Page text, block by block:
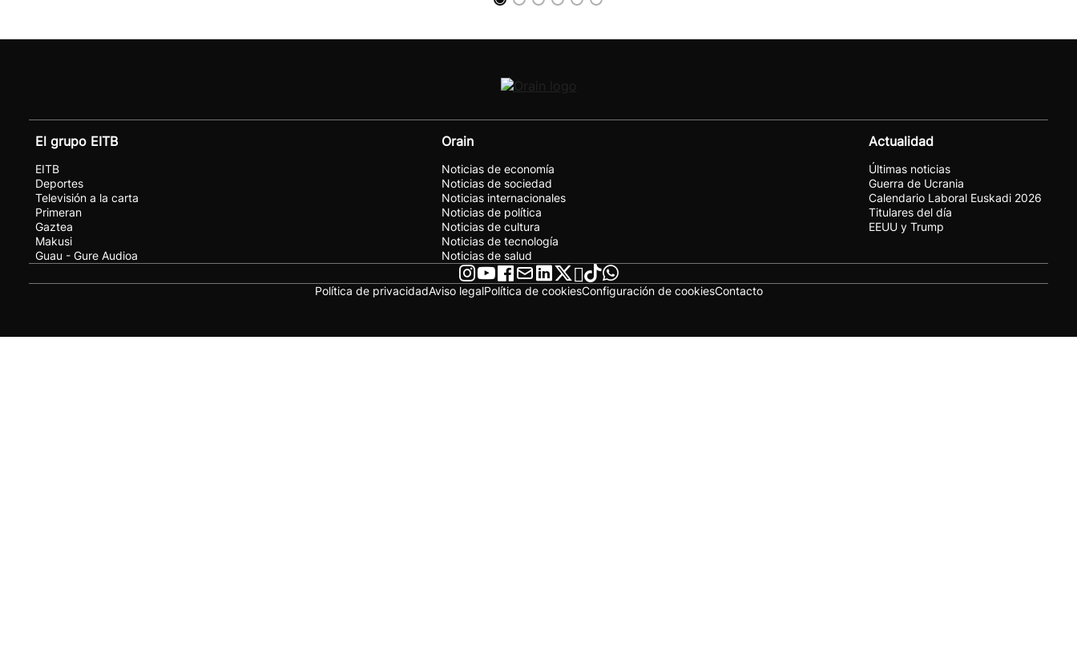
El grupo EITB
EITB
Deportes
Televisión a la carta
Primeran
Gaztea
Makusi
Guau - Gure Audioa
Orain
Noticias de economía
Noticias de sociedad
Noticias internacionales
Noticias de política
Noticias de cultura
Noticias de tecnología
Noticias de salud
Actualidad
Últimas noticias
Guerra de Ucrania
Calendario Laboral Euskadi 2026
Titulares del día
EEUU y Trump
Política de privacidadAviso legalPolítica de cookiesConfiguración de cookiesContacto